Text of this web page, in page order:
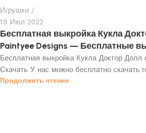
Игрушки
19 Июл 2022
Бесплатная выкройка Кукла
Paintyee Designs — Бесплатные
Бесплатная выкройка Кукла Доктор
Скачать У нас можно бесплатно скачать
Продолжить чтение